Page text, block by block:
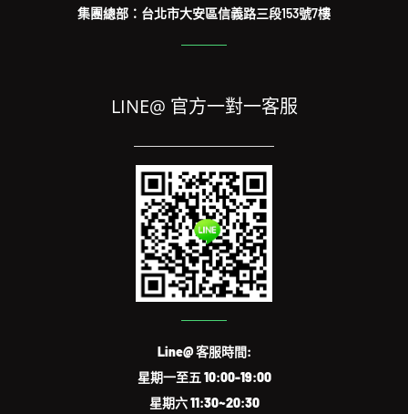
集團總部：台北市大安區信義路三段153號7樓
LINE@ 官方一對一客服
Line@ 客服時間:
星期一至五 10:00-19:00
星期六 11:30~20:30